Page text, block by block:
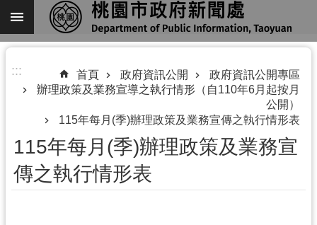
跳到主要內容區塊
進
搜
關
::: 首頁 政府資訊公開
政府資訊公開專區
辦理政策及業務宣導之執行情形（自110年6月起按月
公開）
115年每月(季)辦理政策及業務宣傳之執行情形表
115年每月(季)辦理政策及業務宣
傳之執行情形表